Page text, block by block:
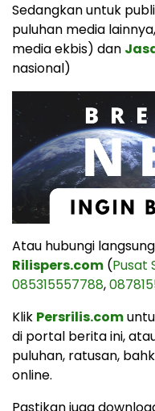
Sedangkan untuk
puluhan media
media ekbis) dan
nasional)
Atau hubungi
Rilispers.com (Pusat
085315557788,
Klik Persrilis.com
di portal berita ini,
puluhan, ratusan,
online.